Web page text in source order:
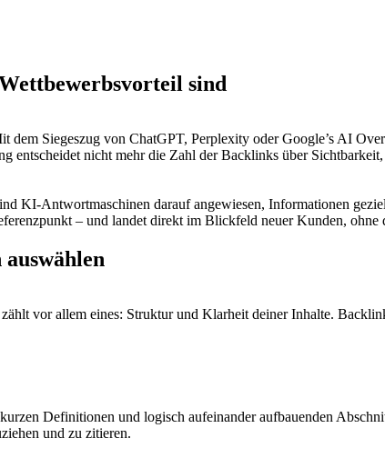
sind
dem Siegeszug von ChatGPT, Perplexity oder Google’s AI
entscheidet nicht mehr die Zahl der Backlinks über
KI-Antwortmaschinen darauf angewiesen, Informationen
– und landet direkt im Blickfeld neuer Kunden, ohne
vor allem eines: Struktur und Klarheit deiner Inhalte.
Definitionen und logisch aufeinander aufbauenden
und zu zitieren.